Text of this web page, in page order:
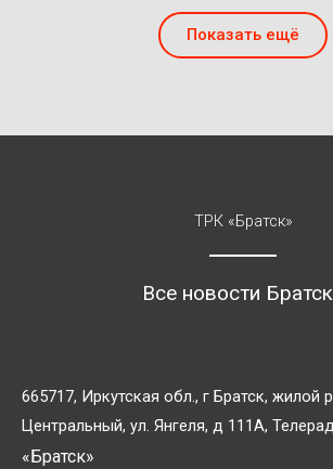
Показать ещё
ТРК «Братск»
Все новости
665717, Иркутская обл., г Братск, жилой
Центральный, ул. Янгеля, д 111А,
«Братск»